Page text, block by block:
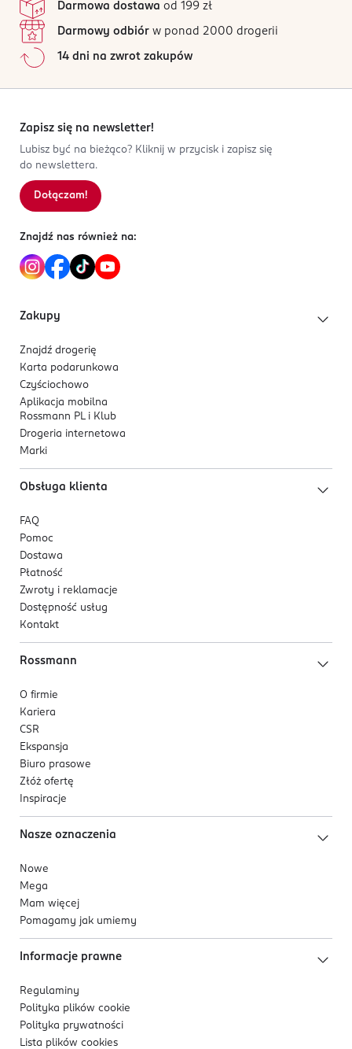
98-220 Zduńska Wola
Kod EAN
5 906378 946924
Wszystkie opinie są zweryfikowane zakupem.
4
0%
2
1
0%
Sortowanie wg
Darmowa dostawa od 199 zł
Darmowy odbiór w ponad 2000 drogerii
14 dni na zwrot zakupów
Zapisz się na newsletter!
Lubisz być na bieżąco? Kliknij w przycisk i zapisz się
do newslettera.
Dołączam!
Znajdź nas również na:
Zakupy
Znajdź drogerię
Karta podarunkowa
Czyściochowo
Aplikacja mobilna
Rossmann PL i Klub
Drogeria internetowa
Marki
Obsługa klienta
FAQ
Pomoc
Dostawa
Płatność
Zwroty i reklamacje
Dostępność usług
Kontakt
Rossmann
O firmie
Kariera
CSR
Ekspansja
Biuro prasowe
Złóż ofertę
Inspiracje
Nasze oznaczenia
Nowe
Mega
Mam więcej
Pomagamy jak umiemy
Informacje prawne
Regulaminy
Polityka plików cookie
Polityka prywatności
Lista plików cookies